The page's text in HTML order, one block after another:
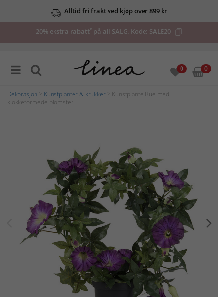
Alltid fri frakt ved kjøp over 899 kr
20% ekstra rabatt* på all SALG. Kode: SALE20
0 0
Dekorasjon Kunstplanter & krukker > Kunstplante Bue med
klokkeformede blomster